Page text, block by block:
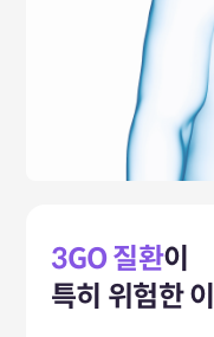
3GO 질환이
특히 위험한